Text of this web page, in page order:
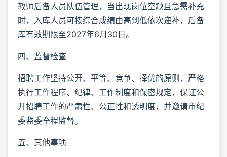
教师后备人员队伍管理，当出现岗位空缺且急需补充
时，入库人员可按综合成绩由高到低依次递补，后备
库有效期限至2027年6月30日。
四、监督检查
招聘工作坚持公开、平等、竞争、择优的原则，严格
执行工作程序、纪律、工作制度和保密规定，保证公
开招聘工作的严肃性、公正性和透明度，并邀请市纪
委监委全程监督。
五、其他事项